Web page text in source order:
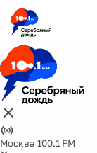
Москва 100.1 FM